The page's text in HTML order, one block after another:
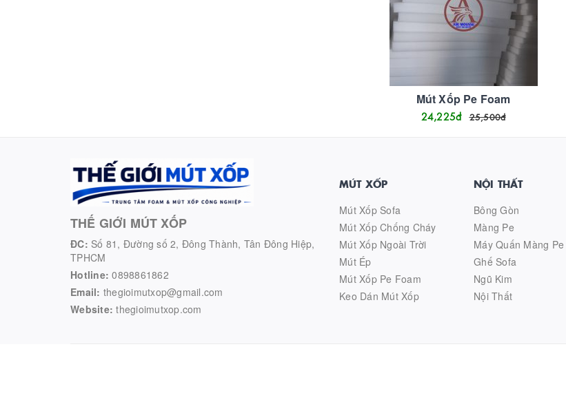
Mút Xốp Pe Foam
24,225đ 25,500đ
THẾ GIỚI MÚT XỐP
ĐC: Số 81, Đường số 2, Đông Thành, Tân Đông Hiệp,
TPHCM
Hotline: 0898861862
Email: thegioimutxop@gmail.com
Website: thegioimutxop.com
MÚT XỐP
Mút Xốp Sofa
Mút Xốp Chống Cháy
Mút Xốp Ngoài Trời
Mút Ép
Mút Xốp Pe Foam
Keo Dán Mút Xốp
NỘI THẤT
Bông Gòn
Màng Pe
Máy Quấn Màng Pe
Ghế Sofa
Ngũ Kim
Nội Thất